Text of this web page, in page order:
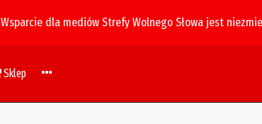
Wsparcie dla mediów Strefy Wolnego Słowa jest
Sklep